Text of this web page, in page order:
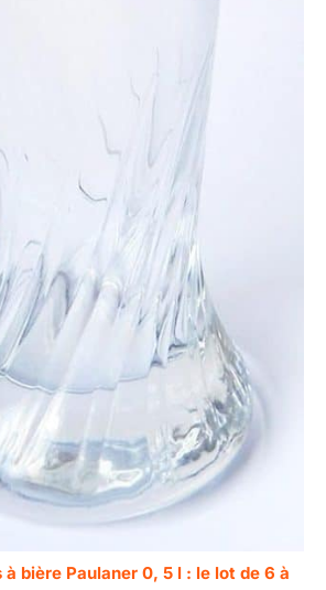
bière Paulaner 0, 5 l : le lot de 6 à